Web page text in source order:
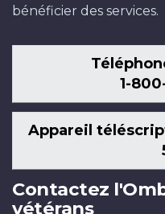
bénéficier des services.
1-
Appareil
Contactez
vétérans